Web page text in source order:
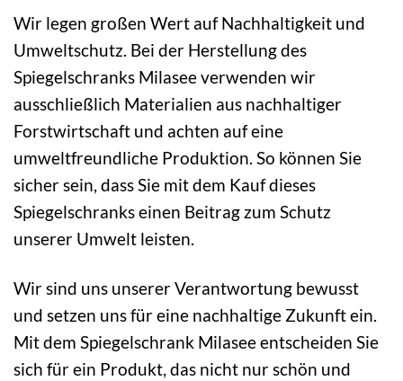
Wir legen großen Wert auf Nachhaltigkeit und
Umweltschutz. Bei der Herstellung des
Spiegelschranks Milasee verwenden wir
ausschließlich Materialien aus nachhaltiger
Forstwirtschaft und achten auf eine
umweltfreundliche Produktion. So können Sie
sicher sein, dass Sie mit dem Kauf dieses
Spiegelschranks einen Beitrag zum Schutz
unserer Umwelt leisten.
Wir sind uns unserer Verantwortung bewusst
und setzen uns für eine nachhaltige Zukunft ein.
Mit dem Spiegelschrank Milasee entscheiden Sie
sich für ein Produkt, das nicht nur schön und